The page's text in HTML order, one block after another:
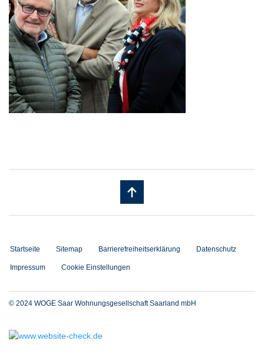
Startseite Sitemap Barrierefreiheitserklärung Datenschutz
Impressum Cookie Einstellungen
© 2024 WOGE Saar Wohnungsgesellschaft Saarland mbH